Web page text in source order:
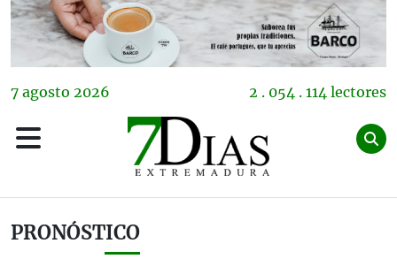
7 agosto 2026 2 . 054 . 114 lectores
PRONÓSTICO